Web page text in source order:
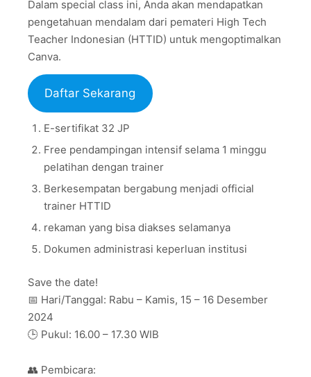
Dalam special class ini, Anda akan mendapatkan
pengetahuan mendalam dari pemateri High Tech
Teacher Indonesian (HTTID) untuk mengoptimalkan
Canva.
Daftar Sekarang
E-sertifikat 32 JP
Free pendampingan intensif selama 1 minggu
pelatihan dengan trainer
Berkesempatan bergabung menjadi official
trainer HTTID
rekaman yang bisa diakses selamanya
Dokumen administrasi keperluan institusi
Save the date!
📅 Hari/Tanggal: Rabu – Kamis, 15 – 16 Desember
2024
🕒 Pukul: 16.00 – 17.30 WIB
👥 Pembicara: